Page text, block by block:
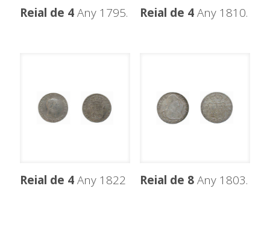
Reial de 4Any 1795. Reial de 4Any 1810.
Reial de 4Any 1822 Reial de 8Any 1803.